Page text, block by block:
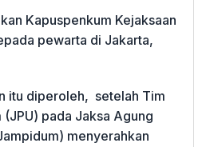
Kapuspenkum Kejaksaan
pewarta di Jakarta,
itu diperoleh, setelah Tim
(JPU) pada Jaksa Agung
menyerahkan